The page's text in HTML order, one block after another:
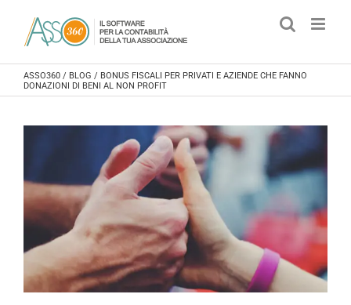
ASSO360 / BLOG / BONUS FISCALI PER PRIVATI E AZIENDE CHE FANNO
DONAZIONI DI BENI AL NON PROFIT